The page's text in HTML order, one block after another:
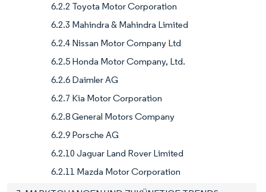
6.2.2 Toyota Motor Corporation
6.2.3 Mahindra & Mahindra Limited
6.2.4 Nissan Motor Company Ltd
6.2.5 Honda Motor Company, Ltd.
6.2.6 Daimler AG
6.2.7 Kia Motor Corporation
6.2.8 General Motors Company
6.2.9 Porsche AG
6.2.10 Jaguar Land Rover Limited
6.2.11 Mazda Motor Corporation